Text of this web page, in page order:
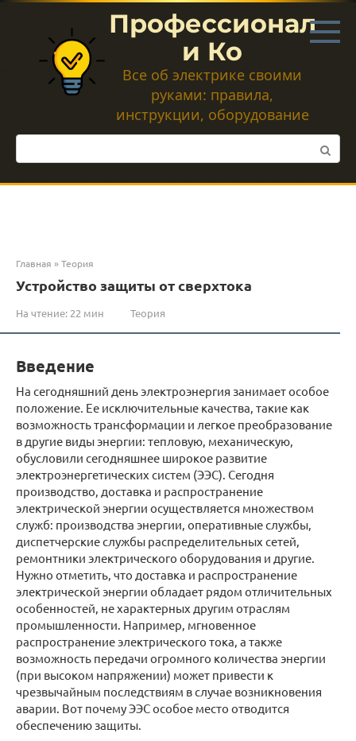
Перейти
контенту
Профессионал
и Ко
Все об электрике своими
руками: правила,
инструкции, оборудование
Поиск:
Главная »Теория
Устройство защиты от сверхтока
На чтение: 22 мин Теория
Введение
На сегодняшний день электроэнергия занимает особое
положение. Ее исключительные качества, такие как
возможность трансформации и легкое преобразование
в другие виды энергии: тепловую, механическую,
обусловили сегодняшнее широкое развитие
электроэнергетических систем (ЭЭС). Сегодня
производство, доставка и распространение
электрической энергии осуществляется множеством
служб: производства энергии, оперативные службы,
диспетчерские службы распределительных сетей,
ремонтники электрического оборудования и другие.
Нужно отметить, что доставка и распространение
электрической энергии обладает рядом отличительных
особенностей, не характерных другим отраслям
промышленности. Например, мгновенное
распространение электрического тока, а также
возможность передачи огромного количества энергии
(при высоком напряжении) может привести к
чрезвычайным последствиям в случае возникновения
аварии. Вот почему ЭЭС особое место отводится
обеспечению защиты.